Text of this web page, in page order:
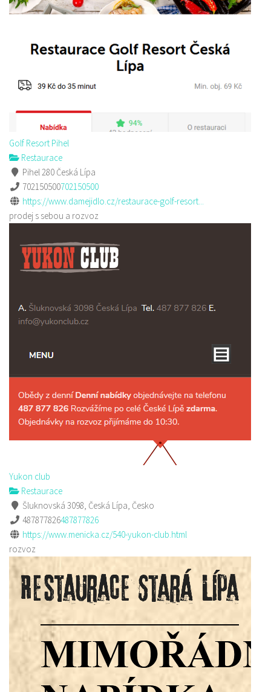
Golf Resort Pihel
Restaurace
Pihel 280 Česká Lípa
702150500702150500
https://www.damejidlo.cz/restaurace-golf-resort...
prodej s sebou a rozvoz
Yukon club
Restaurace
Šluknovská 3098, Česká Lípa, Česko
487877826487877826
https://www.menicka.cz/540-yukon-club.html
rozvoz